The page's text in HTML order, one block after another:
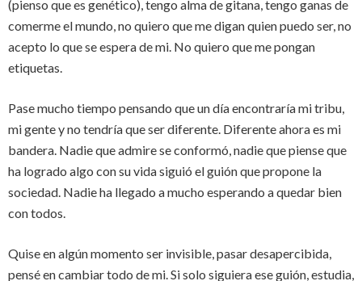
(pienso que es genético), tengo alma de gitana, tengo ganas de
comerme el mundo, no quiero que me digan quien puedo ser, no
acepto lo que se espera de mi. No quiero que me pongan
etiquetas.
Pase mucho tiempo pensando que un día encontraría mi tribu,
mi gente y no tendría que ser diferente. Diferente ahora es mi
bandera. Nadie que admire se conformó, nadie que piense que
ha logrado algo con su vida siguió el guión que propone la
sociedad. Nadie ha llegado a mucho esperando a quedar bien
con todos.
Quise en algún momento ser invisible, pasar desapercibida,
pensé en cambiar todo de mi. Si solo siguiera ese guión, estudia,